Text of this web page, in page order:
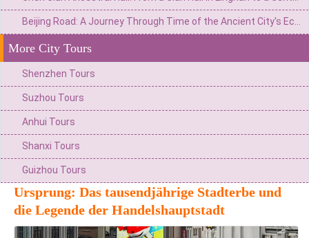
More City Tours
Shenzhen Tours
Suzhou Tours
Anhui Tours
Shanxi Tours
Guizhou Tours
Ursprung: Das tausendjährige Stadterbe und
die Legende der Handelshauptstadt